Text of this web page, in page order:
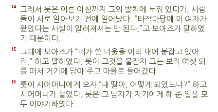
14
그래서 룻은 이른 아침까지 그의 발치에 누워 있다가, 사람
들이 서로 알아보기 전에 일어났다. “타작마당에 이 여자가
왔었다는 사실이 알려져서는 안 된다.”고 보아즈가 말하였
기 때문이다.
15
그때에 보아즈가 “네가 쓴 너울을 이리 내어 붙잡고 있어
라.” 하고 말하였다. 룻이 그것을 붙잡자 그는 보리 여섯 되
를 퍼서 거기에 담아 주고 마을로 들어갔다.
16
룻이 시어머니에게 오자 “내 딸아, 어떻게 되었느냐?” 하고
시어머니가 물었다. 룻은 그 남자가 자기에게 해 준 일을 모
두 이야기하였다.